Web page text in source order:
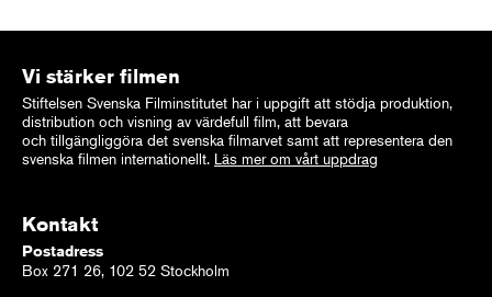
Vi stärker filmen
Stiftelsen Svenska Filminstitutet har i uppgift att stödja produktion,
distribution och visning av värdefull film, att bevara
och tillgängliggöra det svenska filmarvet samt att representera den
svenska filmen internationellt. Läs mer om vårt uppdrag
Kontakt
Postadress
Box 271 26, 102 52 Stockholm